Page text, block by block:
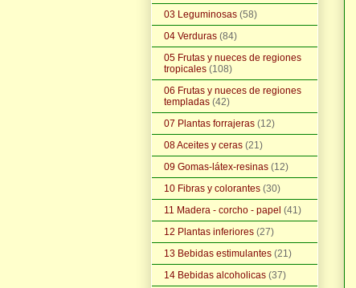
03 Leguminosas (58)
04 Verduras (84)
05 Frutas y nueces de regiones
tropicales (108)
06 Frutas y nueces de regiones
templadas (42)
07 Plantas forrajeras (12)
08 Aceites y ceras (21)
09 Gomas-látex-resinas (12)
10 Fibras y colorantes (30)
11 Madera - corcho - papel (41)
12 Plantas inferiores (27)
13 Bebidas estimulantes (21)
14 Bebidas alcoholicas (37)